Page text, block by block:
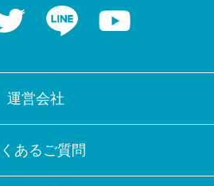
Twitter
運営会社
あるご質問